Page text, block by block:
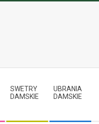
SWETRY
DAMSKIE
UBRANIA
DAMSKIE